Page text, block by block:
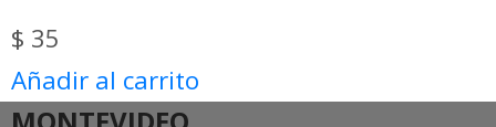
$ 35
Añadir al carrito